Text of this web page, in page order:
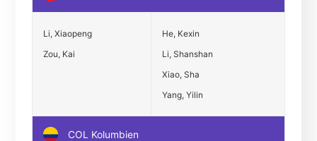
Li, Xiaopeng
Zou, Kai
He, Kexin
Li, Shanshan
Xiao, Sha
Yang, Yilin
COL Kolumbien